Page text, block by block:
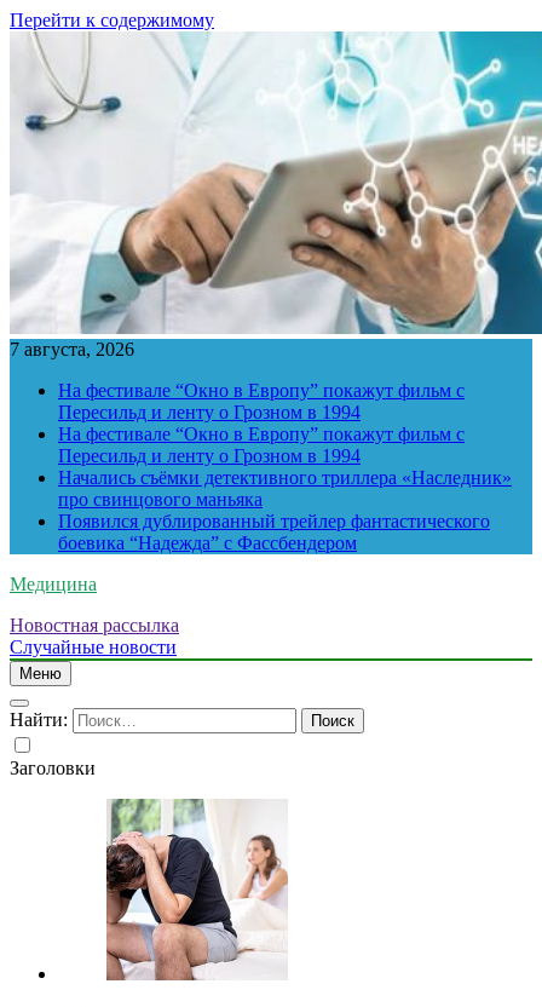
Перейти к содержимому
7 августа, 2026
На фестивале “Окно в Европу” покажут фильм с
Пересильд и ленту о Грозном в 1994
На фестивале “Окно в Европу” покажут фильм с
Пересильд и ленту о Грозном в 1994
Начались съёмки детективного триллера «Наследник»
про свинцового маньяка
Появился дублированный трейлер фантастического
боевика “Надежда” с Фассбендером
Медицина
Новостная рассылка
Случайные новости
Меню
Найти:
Заголовки